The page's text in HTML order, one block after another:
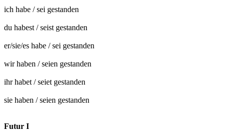
ich habe / sei gestanden
du habest / seist gestanden
er/sie/es habe / sei gestanden
wir haben / seien gestanden
ihr habet / seiet gestanden
sie haben / seien gestanden
Futur I